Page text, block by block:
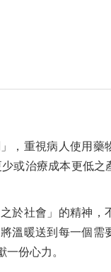
，重視病人使用
或治療成本更低
於社會」的精神
溫暖送到每一個
份心力。